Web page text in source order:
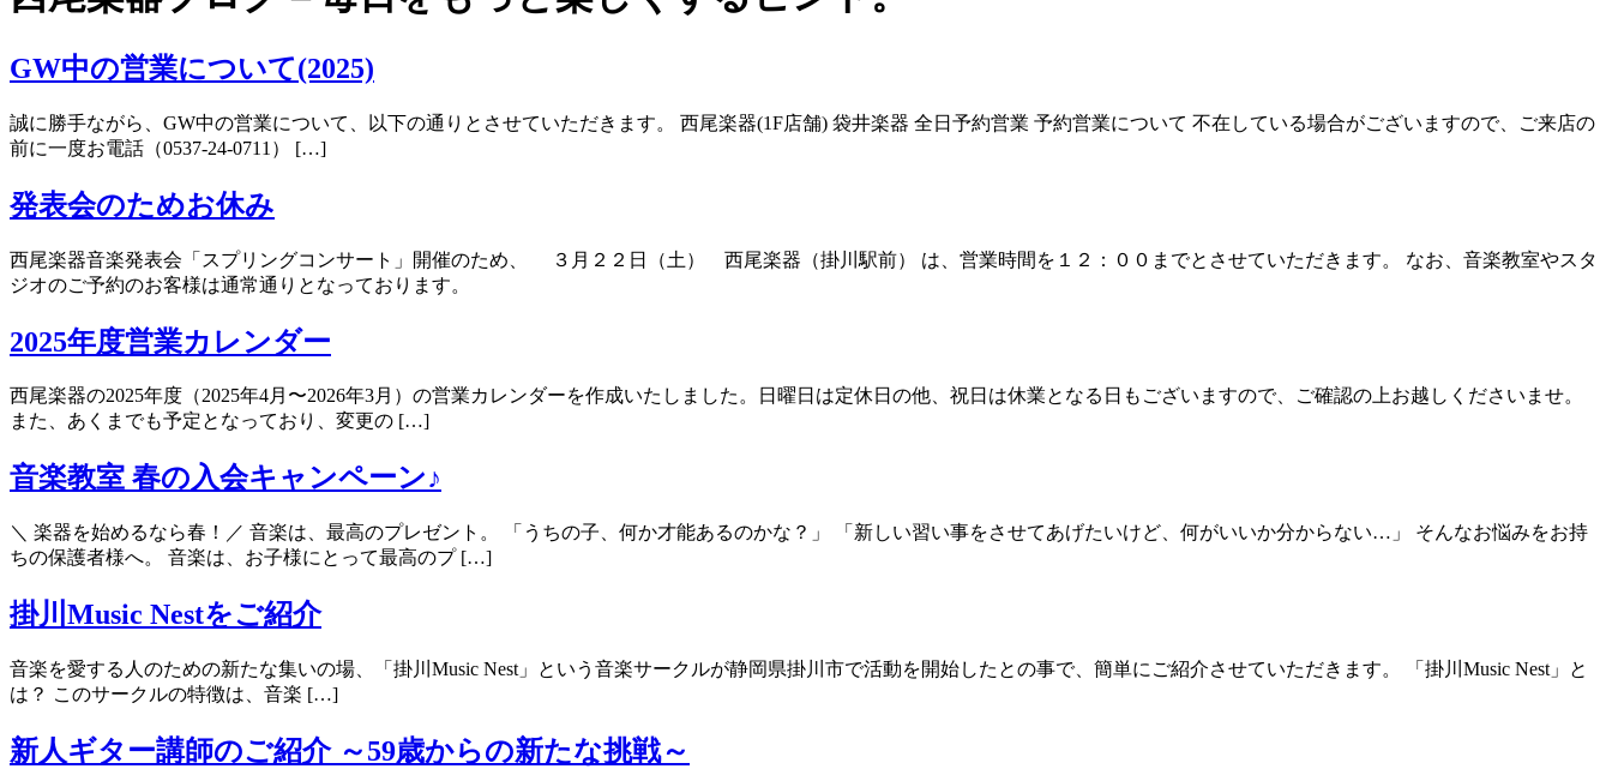
GW中の営業について(2025)
誠に勝手ながら、GW中の営業について、以下の通りとさせていただきます。 西尾楽器(1F店舗) 袋井楽器 全日予約営業 予約営業について 不在している場合がございますので、ご来店の
前に一度お電話（0537-24-0711） […]
発表会のためお休み
西尾楽器音楽発表会「スプリングコンサート」開催のため、 ３月２２日（土） 西尾楽器（掛川駅前） は、営業時間を１２：００までとさせていただきます。 なお、音楽教室やスタ
ジオのご予約のお客様は通常通りとなっております。
2025年度営業カレンダー
西尾楽器の2025年度（2025年4月〜2026年3月）の営業カレンダーを作成いたしました。日曜日は定休日の他、祝日は休業となる日もございますので、ご確認の上お越しくださいませ。
また、あくまでも予定となっており、変更の […]
音楽教室 春の入会キャンペーン♪
＼ 楽器を始めるなら春！／ 音楽は、最高のプレゼント。 「うちの子、何か才能あるのかな？」 「新しい習い事をさせてあげたいけど、何がいいか分からない…」 そんなお悩みをお持
ちの保護者様へ。 音楽は、お子様にとって最高のプ […]
掛川Music Nestをご紹介
音楽を愛する人のための新たな集いの場、「掛川Music Nest」という音楽サークルが静岡県掛川市で活動を開始したとの事で、簡単にご紹介させていただきます。 「掛川Music Nest」と
は？ このサークルの特徴は、音楽 […]
新人ギター講師のご紹介 ～59歳からの新たな挑戦～